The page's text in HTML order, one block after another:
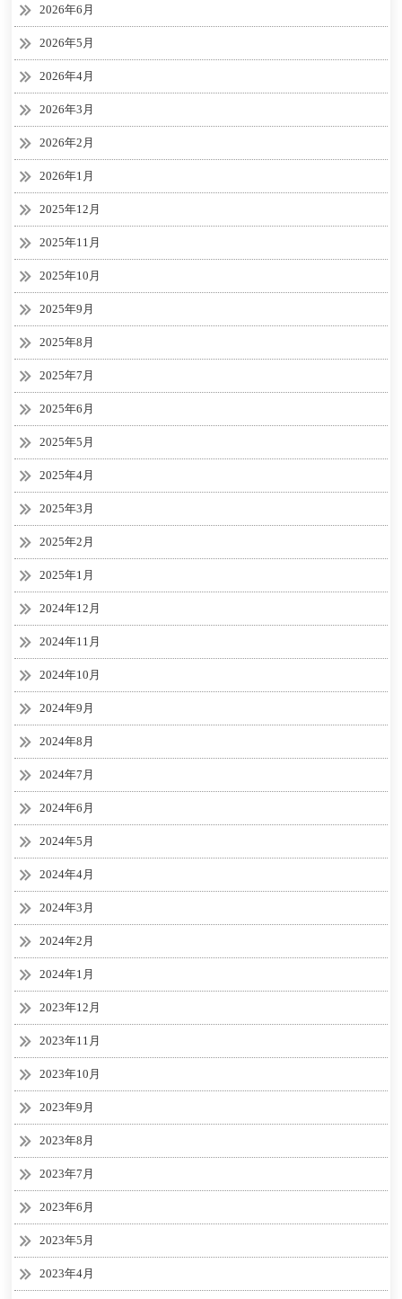
2026年6月
2026年5月
2026年4月
2026年3月
2026年2月
2026年1月
2025年12月
2025年11月
2025年10月
2025年9月
2025年8月
2025年7月
2025年6月
2025年5月
2025年4月
2025年3月
2025年2月
2025年1月
2024年12月
2024年11月
2024年10月
2024年9月
2024年8月
2024年7月
2024年6月
2024年5月
2024年4月
2024年3月
2024年2月
2024年1月
2023年12月
2023年11月
2023年10月
2023年9月
2023年8月
2023年7月
2023年6月
2023年5月
2023年4月